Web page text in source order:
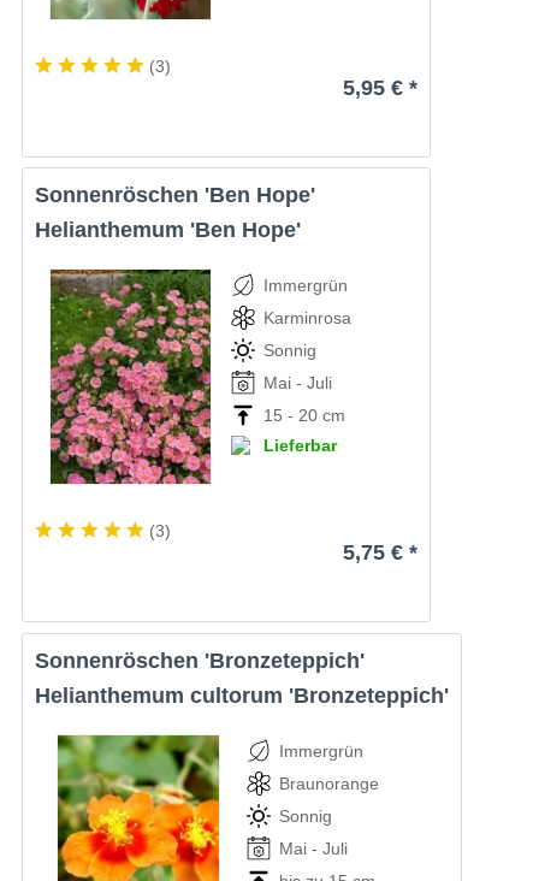
(3)
5,95 € *
Sonnenröschen 'Ben Hope'
Helianthemum 'Ben Hope'
Immergrün
Karminrosa
Sonnig
Mai - Juli
15 - 20 cm
Lieferbar
(3)
5,75 € *
Sonnenröschen 'Bronzeteppich'
Helianthemum cultorum 'Bronzeteppich'
Immergrün
Braunorange
Sonnig
Mai - Juli